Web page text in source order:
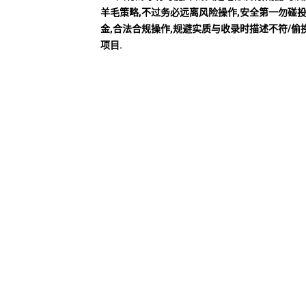
羊毛策略,不过务必远离风险操作,安全第一勿碰
金,合法合规操作,规避实质与收录时描述不符/偷
项目.